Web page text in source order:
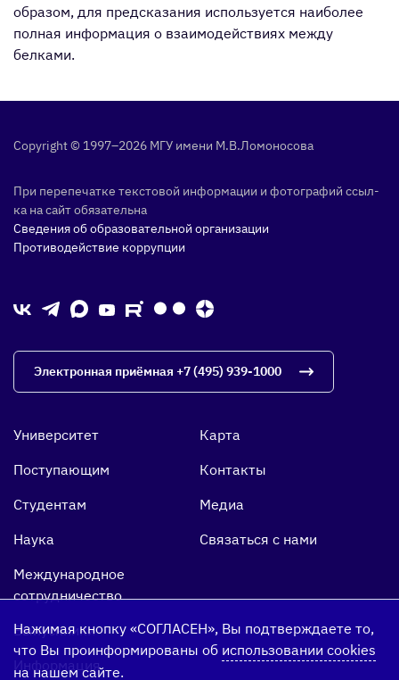
образом, для предсказания используется наиболее
полная информация о взаимодействиях между
белками.
Copyright © 1997–2026 МГУ име­ни М.В.Ло­моно­сова
При пе­репе­чат­ке тек­сто­вой ин­форма­ции и фо­тог­ра­фий ссыл­
ка на сайт обя­затель­на
Сведения об образовательной организации
Противодействие коррупции
Электронная приёмная +7 (495) 939-1000
Университет
Поступающим
Студентам
Наука
Международное
сотрудничество
Выпускники
Информация
Карта
Контакты
Медиа
Связаться с нами
Нажимая кнопку «СОГЛАСЕН», Вы подтверждаете то,
что Вы проинформированы об использовании cookies
на нашем сайте.